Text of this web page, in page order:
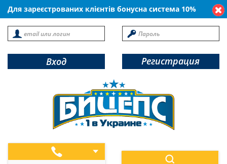
Для зареєстрованих клієнтів бонусна система 10%
Вход Регистрация